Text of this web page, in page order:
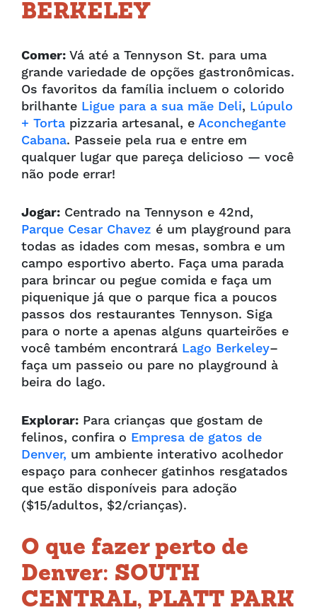
BERKELEY
Comer: Vá até a Tennyson St. para uma
grande variedade de opções gastronômicas.
Os favoritos da família incluem o colorido
brilhante Ligue para a sua mãe Deli, Lúpulo
+ Torta pizzaria artesanal, e Aconchegante
Cabana. Passeie pela rua e entre em
qualquer lugar que pareça delicioso — você
não pode errar!
Jogar: Centrado na Tennyson e 42nd,
Parque Cesar Chavez é um playground para
todas as idades com mesas, sombra e um
campo esportivo aberto. Faça uma parada
para brincar ou pegue comida e faça um
piquenique já que o parque fica a poucos
passos dos restaurantes Tennyson. Siga
para o norte a apenas alguns quarteirões e
você também encontrará Lago Berkeley–
faça um passeio ou pare no playground à
beira do lago.
Explorar: Para crianças que gostam de
felinos, confira o Empresa de gatos de
Denver, um ambiente interativo acolhedor
espaço para conhecer gatinhos resgatados
que estão disponíveis para adoção
($15/adultos, $2/crianças).
O que fazer perto de
Denver: SOUTH
CENTRAL, PLATT PARK